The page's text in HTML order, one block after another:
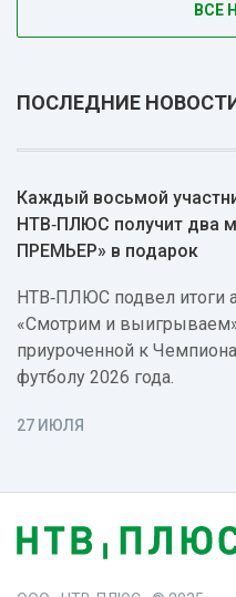
ВСЕ
ПОСЛЕДНИЕ
Каждый восьмой
НТВ‑ПЛЮС получит два
ПРЕМЬЕР» в подарок
НТВ‑ПЛЮС подвел итоги
«Смотрим и
приуроченной к
футболу 2026 года.
27 ИЮЛЯ